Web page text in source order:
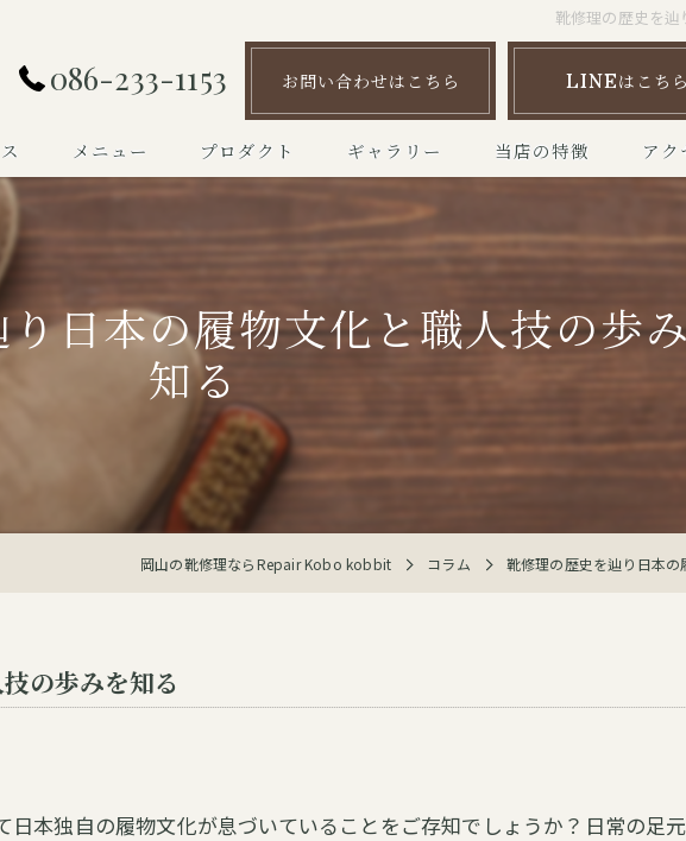
靴修理の歴史を
086-233-1153 お問い合わせはこちら LINEはこちら
メニュー プロダクト ギャラリー 当店の特徴
靴磨き
ハイブランド
革靴
マルジェラタビシューズ
ワークブーツ
ア
日本の履物文化と職人技の歩
知る
岡山の靴修理ならRepair Kobo kobbit コラム 靴修理の歴史を辿り日本
の歩みを知る
日本独自の履物文化が息づいていることをご存知でしょうか？日常の